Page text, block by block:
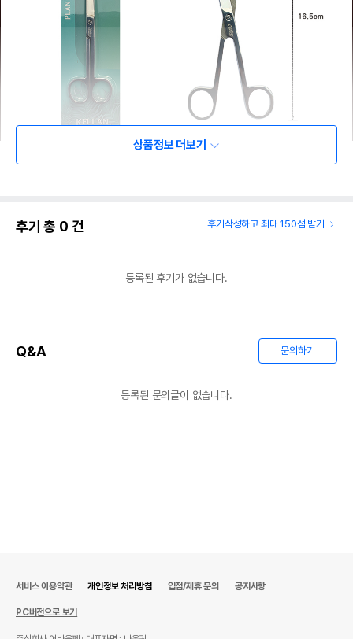
상품정보 더보기
후기 총 0 건 후기작성하고 최대 150점 받기
등록된 후기가 없습니다.
Q&A 문의하기
등록된 문의글이 없습니다.
서비스 이용약관 개인정보 처리방침 입점/제휴 문의 공지사항
PC버전으로 보기